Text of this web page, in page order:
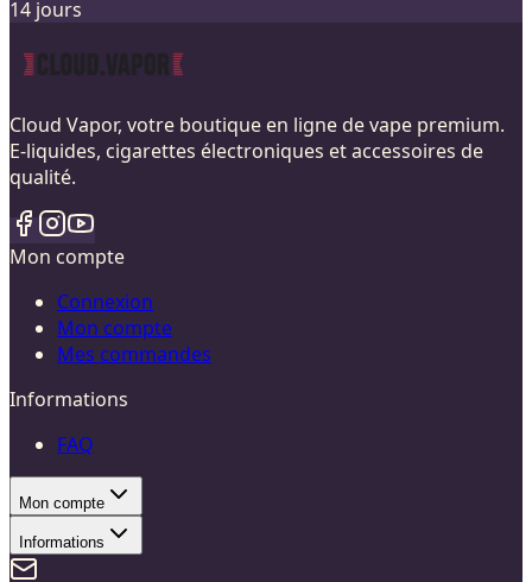
14 jours
Cloud Vapor, votre boutique en ligne de vape premium.
E-liquides, cigarettes électroniques et accessoires de
qualité.
Mon compte
Connexion
Mon compte
Mes commandes
Informations
FAQ
Mon compte
Informations